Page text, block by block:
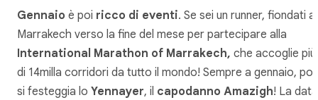
Gennaio è poi ricco di eventi. Se sei un runner, fiondati a
Marrakech verso la fine del mese per partecipare alla
International Marathon of Marrakech, che accoglie più
di 14milla corridori da tutto il mondo! Sempre a gennaio, poi,
si festeggia lo Yennayer, il capodanno Amazigh! La data